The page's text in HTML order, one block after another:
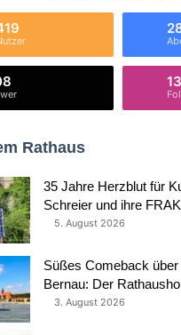
Rathaus
35 Jahre Herzblut für
Schreier und ihre
5. August 2026
Süßes Comeback
Bernau: Der
3. August 2026